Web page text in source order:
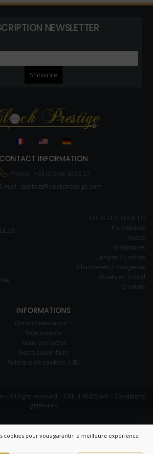
cookies pour vous garantir la meilleure expérience
NEWSLETTER
CONTACT INFORMATION
Phone : +33 (0)6 86 90 03 27
mail : contact@clockprestige.com
TOUS LES OBJETS
Porcelaines
Vases
Sculptures
Lampes / Lustres
Chandeliers / Bougeoirs
Objets en Cristal
Encriers
INFORMATIONS
Qui sommes-nous ?
Mon compte
Nous contacter
Notre savoir-faire
Politique de cookies (UE)
– All right reserved – CNIL 1984550v0 – Conditions
générales